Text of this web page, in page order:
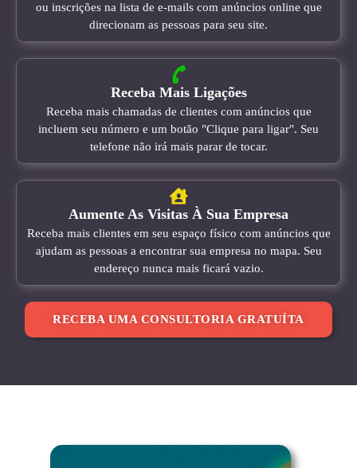
ou inscrições na lista de e-mails com anúncios online que
direcionam as pessoas para seu site.
Receba Mais Ligações
Receba mais chamadas de clientes com anúncios que
incluem seu número e um botão "Clique para ligar". Seu
telefone não irá mais parar de tocar.
Aumente As Visitas À Sua Empresa
Receba mais clientes em seu espaço físico com anúncios que
ajudam as pessoas a encontrar sua empresa no mapa. Seu
endereço nunca mais ficará vazio.
RECEBA UMA CONSULTORIA GRATUÍTA